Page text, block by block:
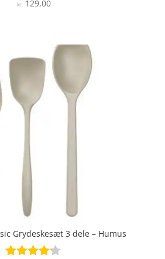
Vurderet
kr.129,00
Grydeskesæt 3 dele – Humus